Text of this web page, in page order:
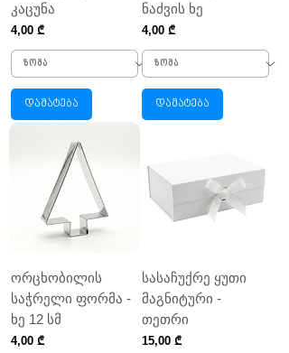
კაცუნა
Price
4,00 ₾
დამატება
ნაძვის ხე
Price
4,00 ₾
დამატება
ორცხობილის
საჭრელი ფორმა -
ხე 12 სმ
Price
4,00 ₾
სასაჩუქრე ყუთი
მაგნიტური -
თეთრი
Price
15,00 ₾